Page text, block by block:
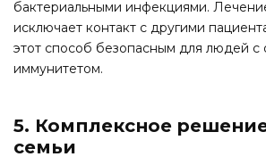
бактериальными инфекциями.
исключает контакт с другими
этот способ безопасным для людей с
иммунитетом.
5. Комплексное
семьи